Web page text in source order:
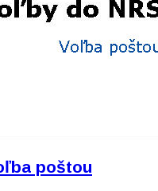
poštou